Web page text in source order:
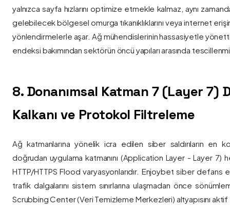
yalnızca sayfa hızlarını optimize etmekle kalmaz, aynı
gelebilecek bölgesel omurga tıkanıklıklarını veya internet
yönlendirmelerle aşar. Ağ mühendislerinin hassasiyetle
endeksi bakımından sektörün öncü yapıları arasında
8. Donanımsal Katman 7 (Layer 7)
Kalkanı ve Protokol Filtreleme
Ağ katmanlarına yönelik icra edilen siber saldırıların en
doğrudan uygulama katmanını (Application Layer - Layer 7)
HTTP/HTTPS Flood varyasyonlarıdır. Enjoybet siber
trafik dalgalarını sistem sınırlarına ulaşmadan önce
Scrubbing Center (Veri Temizleme Merkezleri) altyapısını